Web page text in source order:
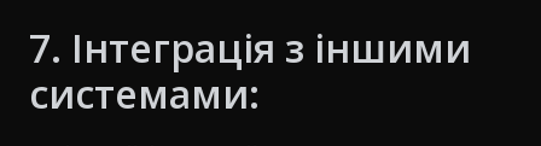
7. Інтеграція з іншими
системами: